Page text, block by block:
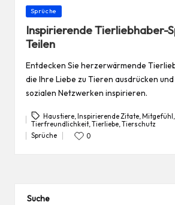
Posted
Sprüche
Inspirierende Tierliebhaber-
Teilen
Entdecken Sie herzerwärmende
die Ihre Liebe zu Tieren ausdrücken
sozialen Netzwerken inspirieren.
Tags:
Haustiere ,Inspirierende Zitate ,Mitgefühl
Tierfreundlichkeit, Tierliebe, Tierschutz
Posted
Sprüche 0
Suche